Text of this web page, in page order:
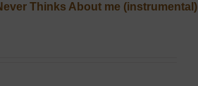
Thinks About me (instrumental)